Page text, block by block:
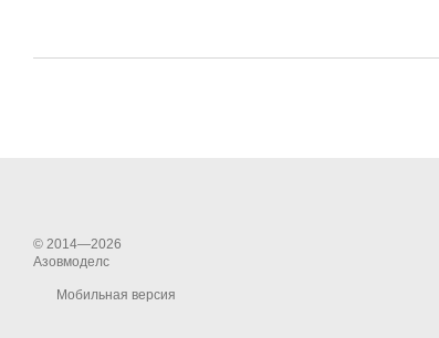
© 2014—2026
Азовмоделс
Мобильная версия